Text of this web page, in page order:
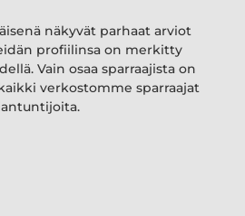
näkyvät parhaat arviot
profiilinsa on merkitty
Vain osaa sparraajista on
verkostomme sparraajat